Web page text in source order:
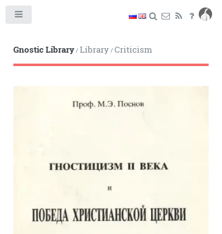
Gnostic Library/Library/Criticism